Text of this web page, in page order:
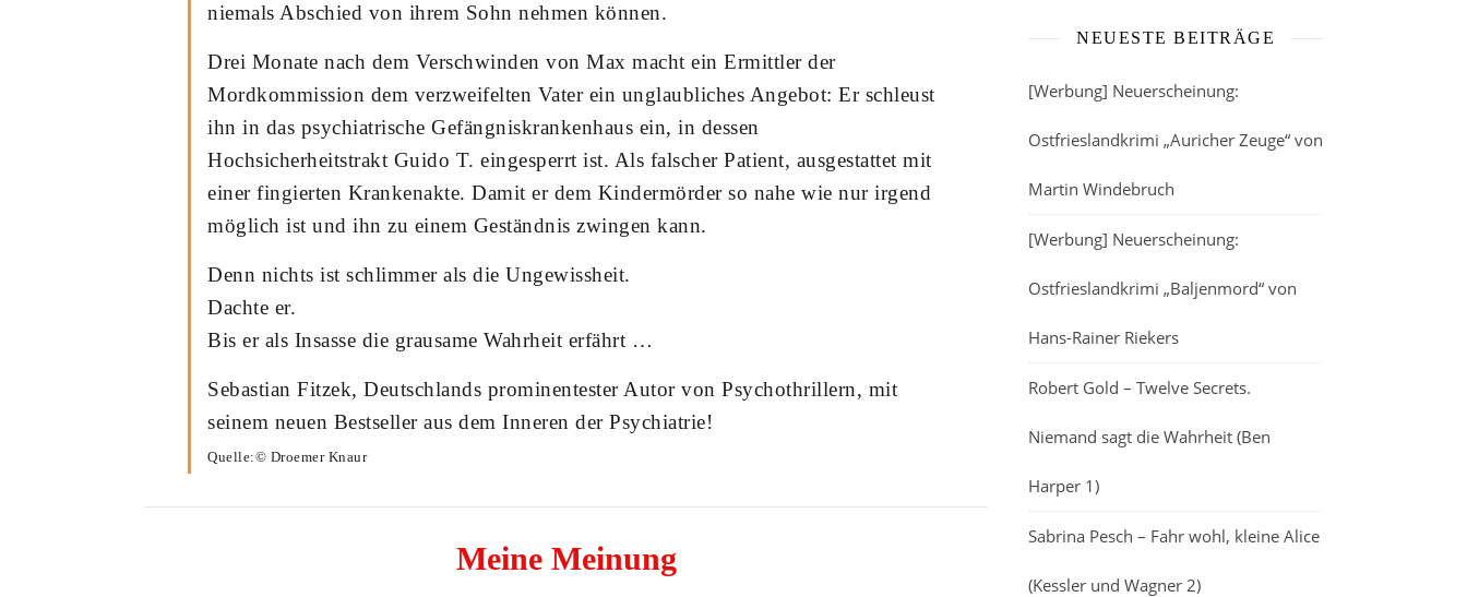
niemals Abschied von ihrem Sohn nehmen können.
Drei Monate nach dem Verschwinden von Max macht ein Ermittler der
Mordkommission dem verzweifelten Vater ein unglaubliches Angebot: Er schleust
ihn in das psychiatrische Gefängniskrankenhaus ein, in dessen
Hochsicherheitstrakt Guido T. eingesperrt ist. Als falscher Patient, ausgestattet mit
einer fingierten Krankenakte. Damit er dem Kindermörder so nahe wie nur irgend
möglich ist und ihn zu einem Geständnis zwingen kann.
Denn nichts ist schlimmer als die Ungewissheit.
Dachte er.
Bis er als Insasse die grausame Wahrheit erfährt …
Sebastian Fitzek, Deutschlands prominentester Autor von Psychothrillern, mit
seinem neuen Bestseller aus dem Inneren der Psychiatrie!
Quelle:© Droemer Knaur
Meine Meinung
NEUESTE BEITRÄGE
[Werbung] Neuerscheinung:
Ostfrieslandkrimi „Auricher Zeuge“ von
Martin Windebruch
[Werbung] Neuerscheinung:
Ostfrieslandkrimi „Baljenmord“ von
Hans-Rainer Riekers
Robert Gold – Twelve Secrets.
Niemand sagt die Wahrheit (Ben
Harper 1)
Sabrina Pesch – Fahr wohl, kleine Alice
(Kessler und Wagner 2)